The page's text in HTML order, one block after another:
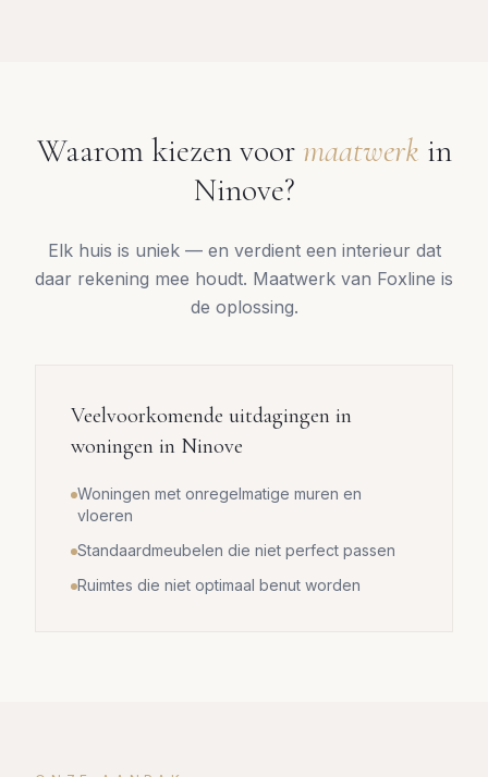
Waarom kiezen voor maatwerk in
Ninove?
Elk huis is uniek — en verdient een interieur dat
daar rekening mee houdt. Maatwerk van Foxline is
de oplossing.
Veelvoorkomende uitdagingen in
woningen in Ninove
Woningen met onregelmatige muren en
vloeren
Standaardmeubelen die niet perfect passen
Ruimtes die niet optimaal benut worden